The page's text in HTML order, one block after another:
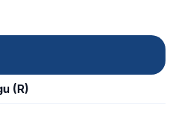
(R)